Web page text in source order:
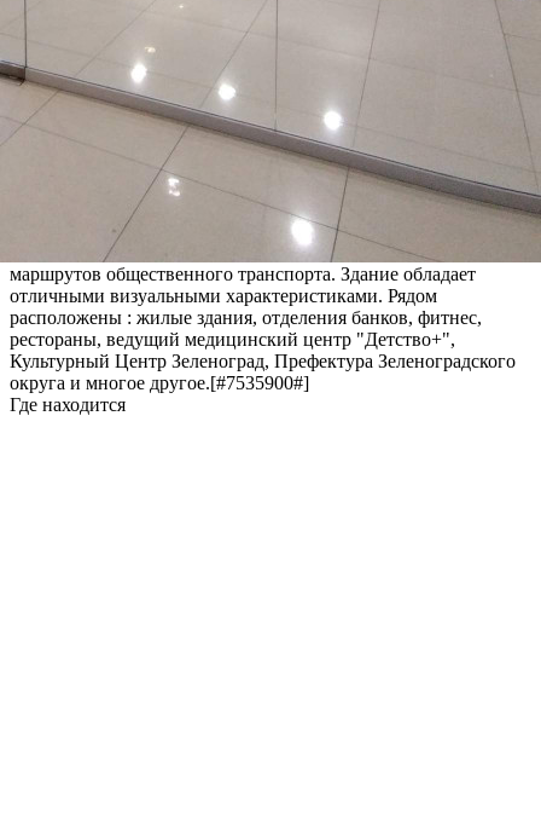
Здание имеет ВХОД с двух противоположных сторон, со
стороны Савелкинского проезда и со стороны Парка Победы.
Удобный подъезд для автомобилей, большая общественная
парковочная зона.
Пассажирские и грузовые лифты, что легко позволит Вам
перевозить крупногабаритные предметы. Два подъездных
пути, зона разгрузки/погрузки обеспечивает хорошую
транспортную доступность для арендаторов.
В здании центральные коммуникации, приточно-вытяжная
система, пожарная сигнализация, круглосуточная охрана и
видеонаблюдение.
Через примыкающие к зданию остановки проходит более 10
маршрутов общественного транспорта. Здание обладает
отличными визуальными характеристиками. Рядом
расположены : жилые здания, отделения банков, фитнес,
рестораны, ведущий медицинский центр "Детство+",
Культурный Центр Зеленоград, Префектура Зеленоградского
округа и многое другое.[#7535900#]
Где находится